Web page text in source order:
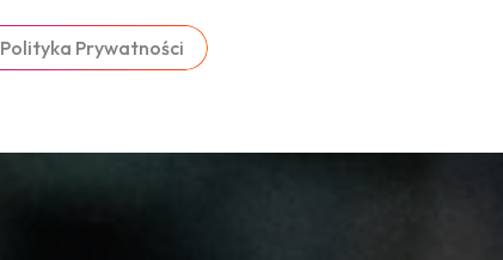
Polityka Prywatności